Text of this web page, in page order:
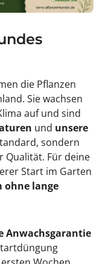
die Pflanzen
Sie wachsen
auf und sind
und unsere
sondern
Qualität. Für deine
Start im Garten
ohne lange
Anwachsgarantie